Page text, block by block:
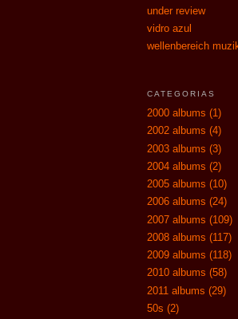
under review
vidro azul
wellenbereich
CATEGORIAS
2000 albums (1)
2002 albums (4)
2003 albums (3)
2004 albums (2)
2005 albums (10)
2006 albums (24)
2007 albums (109)
2008 albums (117)
2009 albums (118)
2010 albums (58)
2011 albums (29)
50s (2)